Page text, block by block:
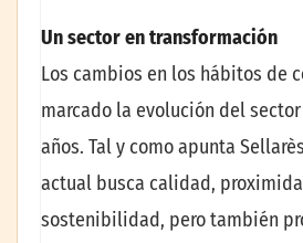
Un sector en transformación
Los cambios en los hábitos de
marcado la evolución del
años. Tal y como apunta
actual busca calidad,
sostenibilidad, pero también